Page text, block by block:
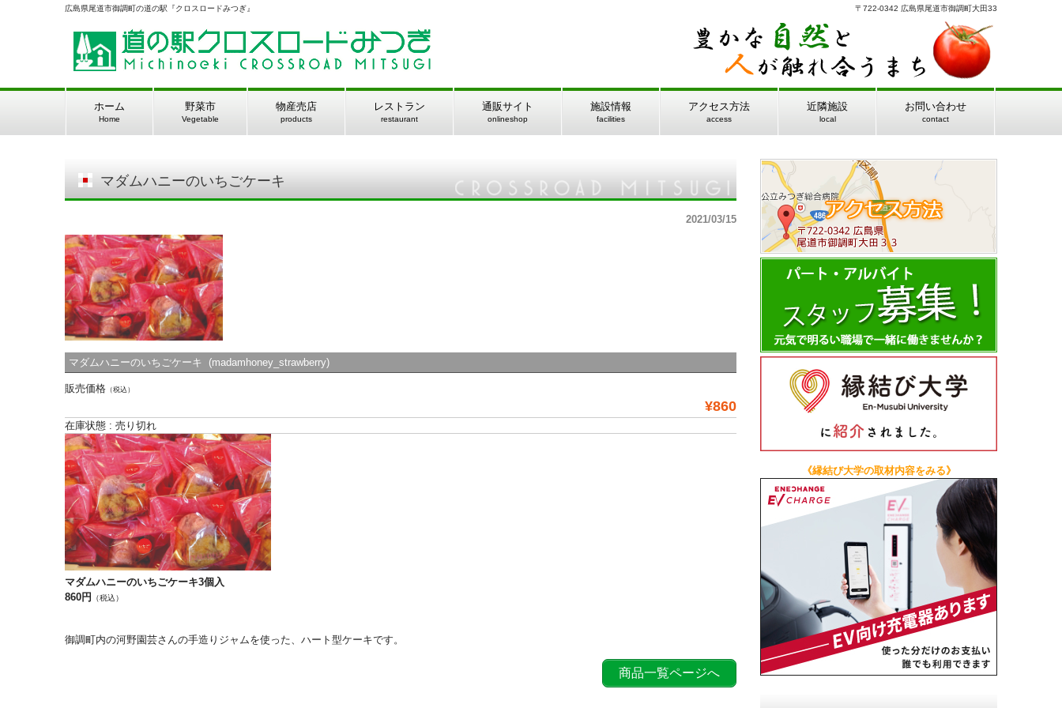
広島県尾道市御調町の道の駅『クロスロードみつぎ』 〒722-0342 広島県尾道市御調町大田33
ホーム
Home
野菜市
Vegetable
物産売店
products
レストラン
restaurant
通販サイト
onlineshop
施設情報
facilities
アクセス方法
access
近隣施設
local
お問い合わせ
contact
マダムハニーのいちごケーキ
2021/03/15
マダムハニーのいちごケーキ (madamhoney_strawberry)
販売価格 （税込）
¥860
在庫状態 : 売り切れ
マダムハニーのいちごケーキ3個入
860円
（税込）
御調町内の河野園芸さんの手造りジャムを使った、ハート型ケーキです。
商品一覧ページへ
《縁結び大学の取材内容をみる》